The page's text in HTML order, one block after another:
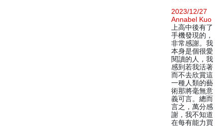
2023/12/27
Annabel Kuo
上高中後有了
手機發現的，
非常感謝。我
本身是個很愛
閱讀的人，我
感到若我活著
而不去欣賞這
一種人類的藝
術那將毫無意
義可言。總而
言之，萬分感
謝，我不知道
在每有能力買